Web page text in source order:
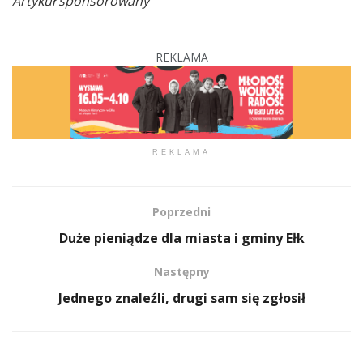
REKLAMA
REKLAMA
Poprzedni
Duże pieniądze dla miasta i gminy Ełk
Następny
Jednego znaleźli, drugi sam się zgłosił